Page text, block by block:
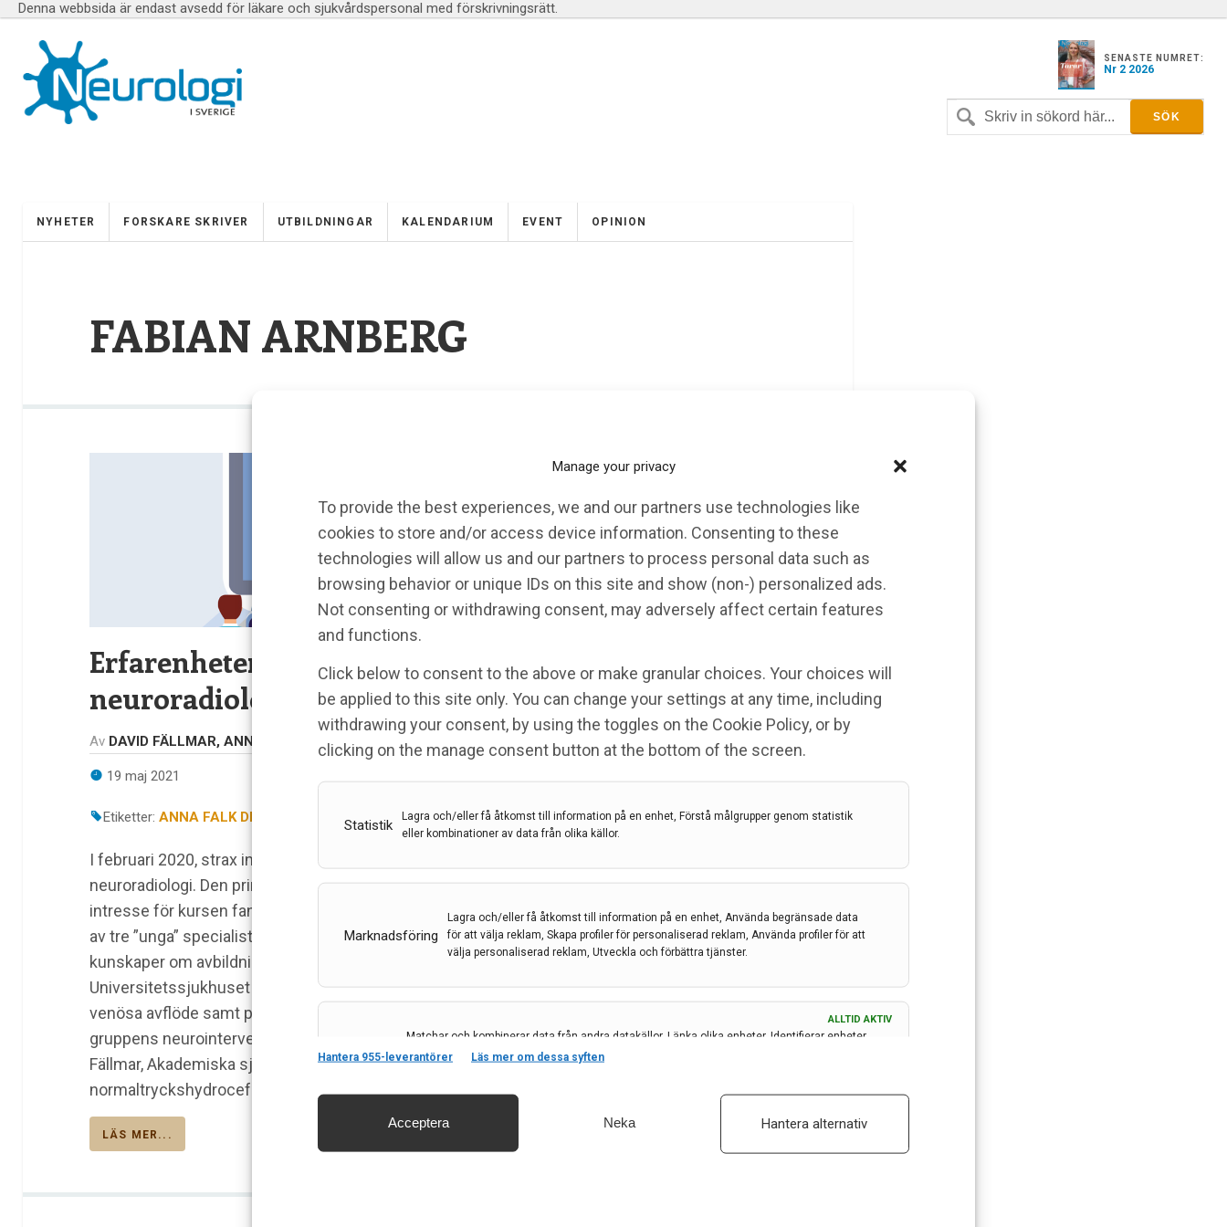
Manage your privacy
To provide the best experiences, we and our partners use technologies like
cookies to store and/or access device information. Consenting to these
technologies will allow us and our partners to process personal data such as
browsing behavior or unique IDs on this site and show (non-) personalized ads.
Not consenting or withdrawing consent, may adversely affect certain features
and functions.
Click below to consent to the above or make granular choices. Your choices will
be applied to this site only. You can change your settings at any time, including
withdrawing your consent, by using the toggles on the Cookie Policy, or by
clicking on the manage consent button at the bottom of the screen.
Statistik
Lagra och/eller få åtkomst till information på en enhet, Förstå målgrupper genom statistik
eller kombinationer av data från olika källor.
Marknadsföring
Lagra och/eller få åtkomst till information på en enhet, Använda begränsade data
för att välja reklam, Skapa profiler för personaliserad reklam, Använda profiler för att
välja personaliserad reklam, Utveckla och förbättra tjänster.
ALLTID AKTIV
Matchar och kombinerar data från andra datakällor, Länka olika enheter, Identifierar enheter
baserat på information som överförs automatiskt.
och innehåll, Spara och meddela dina integritetsval.
ALLTID AKTIV
Hantera 955-leverantörer Läs mer om dessa syften
Acceptera Neka Hantera alternativ
Denna webbsida är endast avsedd för läkare och sjukvårdspersonal med förskrivningsrätt.
SENASTE NUMRET:
Nr 2 2026
NYHETER FORSKARE SKRIVER UTBILDNINGAR KALENDARIUM EVENT OPINION
FABIAN ARNBERG
Erfarenheter av att hålla en digital kurs i
neuroradiologi för ST-läkare I
Av DAVID FÄLLMAR, ANNA FALK DELGADO, FABIAN ARNBERG
19 maj 2021
Etiketter: ANNA FALK DELGADO David Fällmar ,digital kurs,FABIAN ARNBERG,Neuroradiologi
I februari 2020, strax innan pandemin var ett faktum, startades en ny kurs i grundläggande
neuroradiologi. Den primära målgruppen var ST-läkare i radiologi, neurokirurgi och neurologi, men
intresse för kursen fanns även hos några färdiga specialister i neurologi. Kursledningen består
av tre ”unga” specialister i neuroradiologi, ystra av uppgiften att sprida sina och andras
kunskaper om avbildning av hjärna och ryggmärg. Anna Falk Delgado, Karolinska
Universitetssjukhuset i Solna, har bland annat särskilda intressen i hjärntumörer, hjärnans
venösa avflöde samt pedagogisk struktur. Fabian Arnberg, Karolinska Universitetssjukhuset, är
gruppens neurointerventionist men har samtidigt ett brett forskningsengagemang. David
Fällmar, Akademiska sjukhuset i Uppsala, har ett extra fokus på demens och
normaltryckshydrocefalus, och gillar att svara på ST-läkares frågor.
LÄS MER...